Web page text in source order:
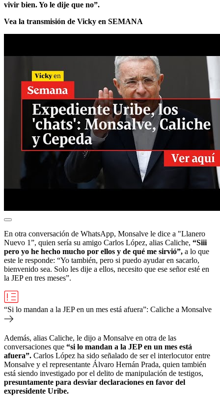
vivir bien. Yo le dije que no”.
Vea la transmisión de Vicky en SEMANA
En otra conversación de WhatsApp, Monsalve le dice a "Llanero
Nuevo 1”, quien sería su amigo Carlos López, alias Caliche, “Siii
pero yo he hecho mucho por ellos y de qué me sirvió”, a lo que
este le responde: “Yo también, pero si puedo ayudar en sacarlo,
bienvenido sea. Solo les dije a ellos, necesito que ese señor esté en
la JEP en tres meses”.
“Si lo mandan a la JEP en un mes está afuera”: Caliche a Monsalve
Además, alias Caliche, le dijo a Monsalve en otra de las
conversaciones que “si lo mandan a la JEP en un mes está
afuera”. Carlos López ha sido señalado de ser el interlocutor entre
Monsalve y el representante Álvaro Hernán Prada, quien también
está siendo investigado por el delito de manipulación de testigos,
presuntamente para desviar declaraciones en favor del
expresidente Uribe.